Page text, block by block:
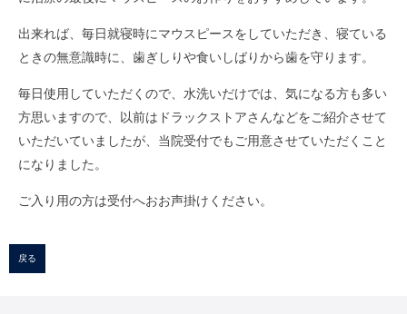
出来れば、毎日就寝時にマウスピースをしていただき、寝ている
ときの無意識時に、歯ぎしりや食いしばりから歯を守ります。
毎日使用していただくので、水洗いだけでは、気になる方も多い
方思いますので、以前はドラックストアさんなどをご紹介させて
いただいていましたが、当院受付でもご用意させていただくこと
になりました。
ご入り用の方は受付へおお声掛けください。
戻る